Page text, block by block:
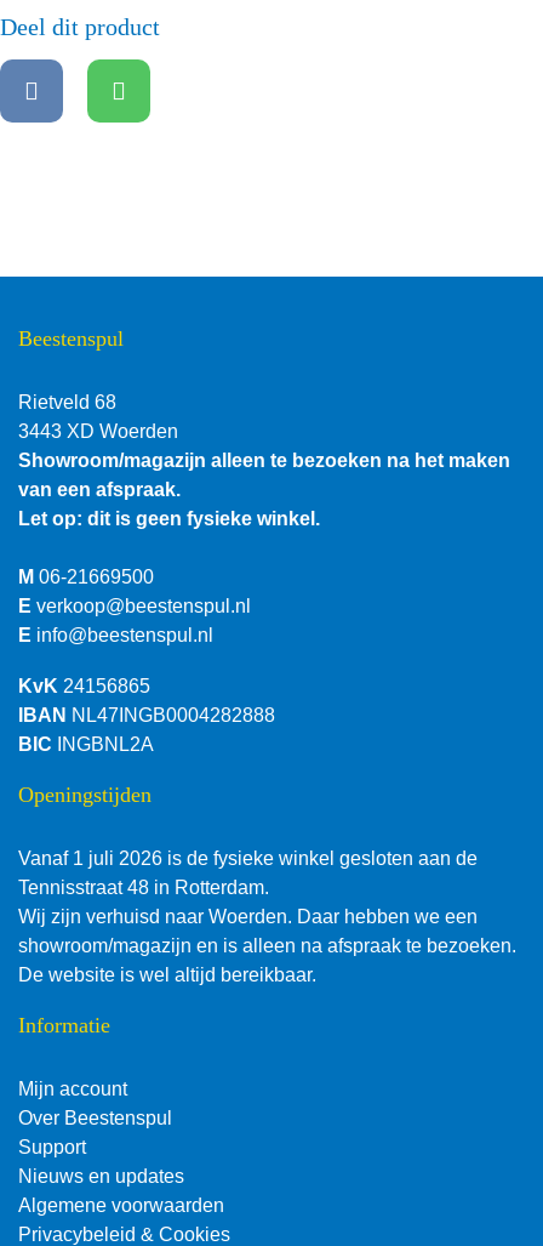
Deel dit product
Beestenspul
Rietveld 68
3443 XD Woerden
Showroom/magazijn alleen te bezoeken na het maken
van een afspraak.
Let op: dit is geen fysieke winkel.
M 06-21669500
E verkoop@beestenspul.nl
E info@beestenspul.nl
KvK 24156865
IBAN NL47INGB0004282888
BIC INGBNL2A
Openingstijden
Vanaf 1 juli 2026 is de fysieke winkel gesloten aan de
Tennisstraat 48 in Rotterdam.
Wij zijn verhuisd naar Woerden. Daar hebben we een
showroom/magazijn en is alleen na afspraak te bezoeken.
De website is wel altijd bereikbaar.
Informatie
Mijn account
Over Beestenspul
Support
Nieuws en updates
Algemene voorwaarden
Privacybeleid & Cookies